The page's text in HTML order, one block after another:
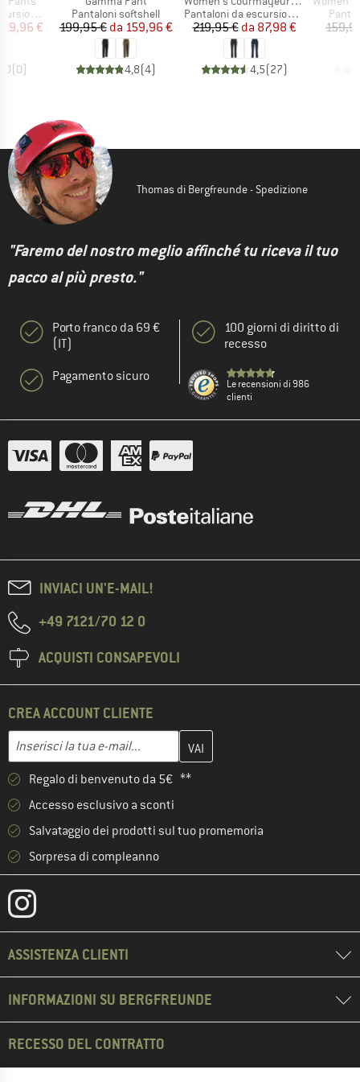
ridotto
€
(0)
Gruppo di prodotti
Pantaloni softshell
Prezzo
199,95 € Prezzo ridotto
da 159,96 €
4,8(4)
Gruppo di prodotti
Pantaloni da escursionismo
Prezzo
219,95 € Prezzo ridotto
da 87,98 €
4,5(27)
Thomas di Bergfreunde - Spedizione
"Faremo del nostro meglio affinché tu riceva il tuo
pacco al più presto."
Porto franco da 69 €
(IT)
Pagamento sicuro
100 giorni di diritto di
recesso
Le recensioni di 986
clienti
INVIACI UN'E-MAIL!
+49 7121/70 12 0
ACQUISTI CONSAPEVOLI
CREA ACCOUNT CLIENTE
Indirizzo e-mail
Inserisci qui il tuo indirizzo e-mail e crea il tuo account cliente
Regalo di benvenuto da 5€ **
Accesso esclusivo a sconti
Salvataggio dei prodotti sul tuo promemoria
Sorpresa di compleanno
ASSISTENZA CLIENTI
INFORMAZIONI SU BERGFREUNDE
RECESSO DEL CONTRATTO